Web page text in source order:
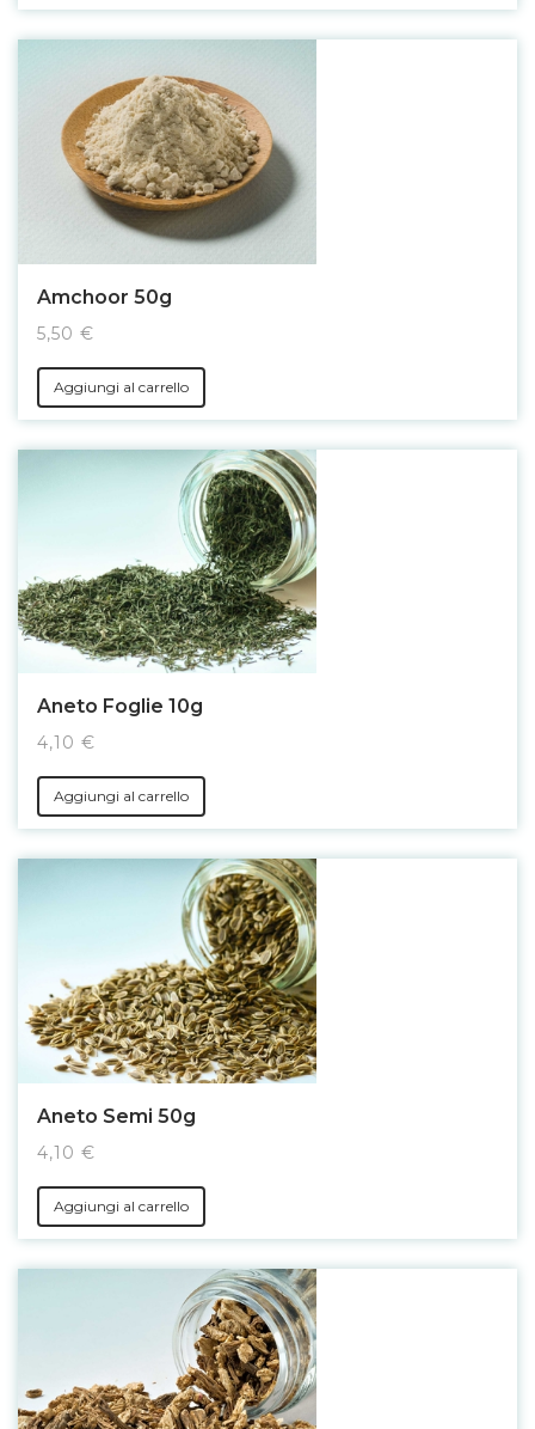
Amchoor 50g
5,50 €
Aggiungi al carrello
Aneto Foglie 10g
4,10 €
Aggiungi al carrello
Aneto Semi 50g
4,10 €
Aggiungi al carrello